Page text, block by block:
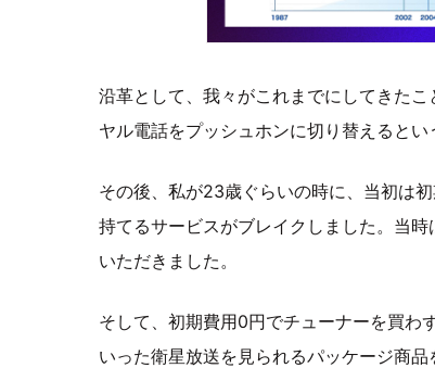
沿革として、我々がこれまでにしてきた
ヤル電話をプッシュホンに切り替えるとい
その後、私が23歳ぐらいの時に、当初は
持てるサービスがブレイクしました。当
いただきました。
そして、初期費用0円でチューナーを買わ
いった衛星放送を見られるパッケージ商